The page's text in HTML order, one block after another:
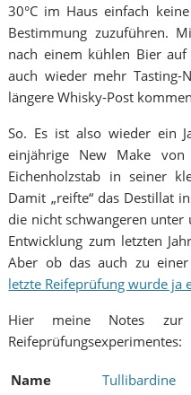
30°C im Haus einfach
Bestimmung zuzuführen.
nach einem kühlen Bier
auch wieder mehr
längere Whisky-Post
So. Es ist also wieder ein
einjährige New Make von
Eichenholzstab in seiner
Damit „reifte“ das Destillat
die nicht schwangeren unter
Entwicklung zum letzten
Aber ob das auch zu einer
letzte Reifeprüfung wurde ja
Hier meine Notes zur
Reifeprüfungsexperimentes:
Name
Tullibardine